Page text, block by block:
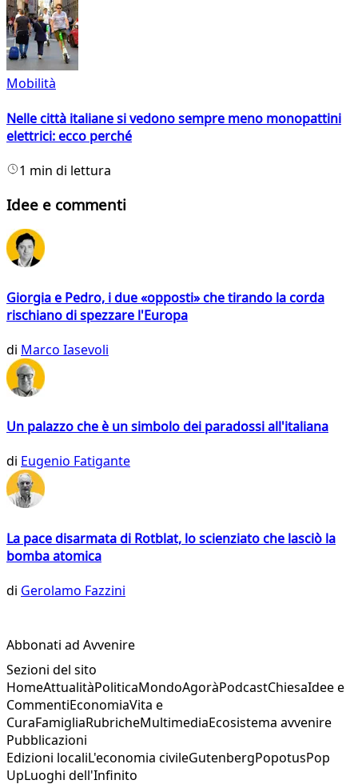
Mobilità
Nelle città italiane si vedono sempre meno monopattini
elettrici: ecco perché
1 min di lettura
Idee e commenti
Giorgia e Pedro, i due «opposti» che tirando la corda
rischiano di spezzare l'Europa
di Marco Iasevoli
Un palazzo che è un simbolo dei paradossi all'italiana
di Eugenio Fatigante
La pace disarmata di Rotblat, lo scienziato che lasciò la
bomba atomica
di Gerolamo Fazzini
Abbonati ad Avvenire
Sezioni del sito
HomeAttualitàPoliticaMondoAgoràPodcastChiesaIdee e
CommentiEconomiaVita e
CuraFamigliaRubricheMultimediaEcosistema avvenire
Pubblicazioni
Edizioni localiL'economia civileGutenbergPopotusPop
UpLuoghi dell'Infinito